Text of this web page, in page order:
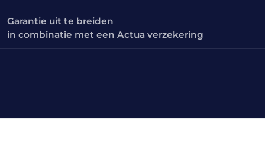
Garantie uit te breiden
in combinatie met een Actua verzekering